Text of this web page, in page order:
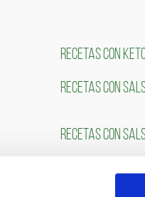
RECETAS CON
RECETAS CON
RECETAS CON